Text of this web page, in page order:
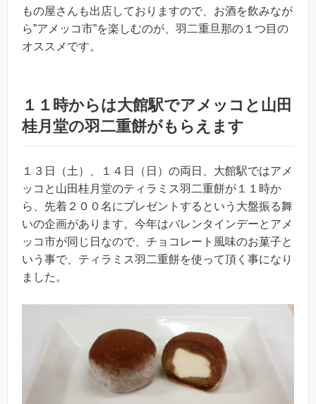
もの屋さんも出店しておりますので、お酒を飲みなが
ら”アメッコ市”を楽しむのが、羽二重旦那の１つ目の
オススメです。
１１時からは大館駅でアメッコと山田
桂月堂の羽二重餅がもらえます
１３日（土）、１４日（日）の両日、大館駅ではアメ
ッコと山田桂月堂のティラミス羽二重餅が１１時か
ら、先着２００名にプレゼントするという大盤振る舞
いの企画があります。今年はバレンタインデーとアメ
ッコ市が同じ日なので、チョコレート風味のお菓子と
いう事で、ティラミス羽二重餅を使って頂く事になり
ました。